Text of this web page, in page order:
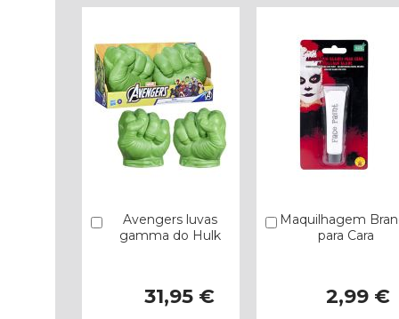
Avengers luvas
gamma do Hulk
31,95 €
Comprar
Maquilhagem
para Cara
2,99 €
Comprar